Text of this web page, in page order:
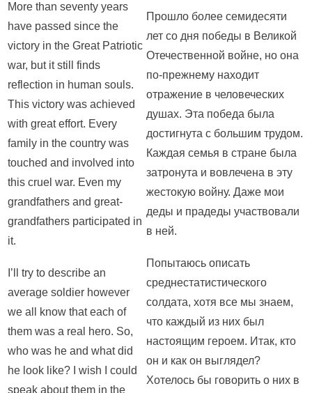
More than seventy years
have passed since the
victory in the Great Patriotic
war, but it still finds
reflection in human souls.
This victory was achieved
with great effort. Every
family in the country was
touched and involved into
this cruel war. Even my
grandfathers and great-
grandfathers participated in
it.
Прошло более семидесяти
лет со дня победы в Великой
Отечественной войне, но она
по-прежнему находит
отражение в человеческих
душах. Эта победа была
достигнута с большим трудом.
Каждая семья в стране была
затронута и вовлечена в эту
жестокую войну. Даже мои
деды и прадеды участвовали
в ней.
I’ll try to describe an
average soldier however
we all know that each of
them was a real hero. So,
who was he and what did
he look like? I wish I could
speak about them in the
Попытаюсь описать
среднестатистического
солдата, хотя все мы знаем,
что каждый из них был
настоящим героем. Итак, кто
он и как он выглядел?
Хотелось бы говорить о них в